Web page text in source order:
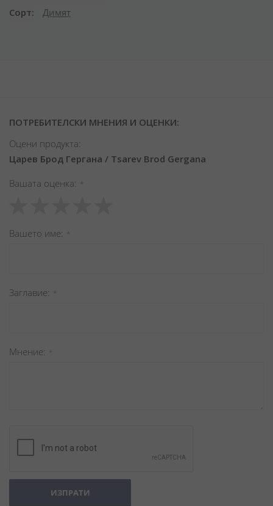
Сорт Димят
ПОТРЕБИТЕЛСКИ МНЕНИЯ И ОЦЕНКИ:
Оцени продукта:
Царев Брод Гергана / Tsarev Brod Gergana
Вашата оценка
star
stars
stars
stars
stars
Вашето име
Заглавиe
Мнение
ИЗПРАТИ